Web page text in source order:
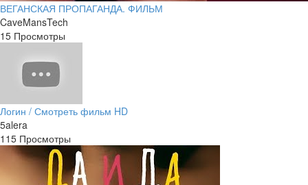
ВЕГАНСКАЯ ПРОПАГАНДА. ФИЛЬМ
CaveMansTech
15 Просмотры
Логин / Смотреть фильм HD
5alera
115 Просмотры